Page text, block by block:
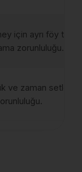
için ayrı föy
zorunluluğu.
ve zaman